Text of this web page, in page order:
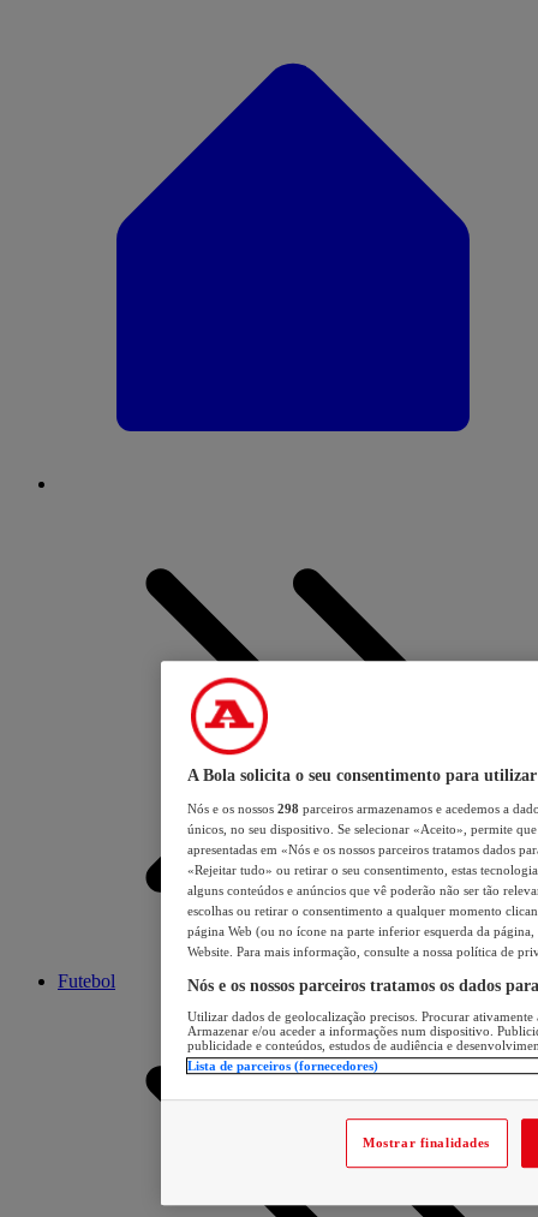
Futebol
A Bola solicita o seu consentimento para utilizar
Nós e os nossos 298 parceiros armazenamos e acedemos a
únicos, no seu dispositivo. Se selecionar «Aceito», permite
apresentadas em «Nós e os nossos parceiros tratamos dados
«Rejeitar tudo» ou retirar o seu consentimento, estas
alguns conteúdos e anúncios que vê poderão não ser tão
escolhas ou retirar o consentimento a qualquer momento
página Web (ou no ícone na parte inferior esquerda da página,
Website. Para mais informação, consulte a nossa política de
Nós e os nossos parceiros tratamos os dados
Utilizar dados de geolocalização precisos. Procurar
Armazenar e/ou aceder a informações num dispositivo.
publicidade e conteúdos, estudos de audiência e
Lista de parceiros (fornecedores)
Mostrar finalidades